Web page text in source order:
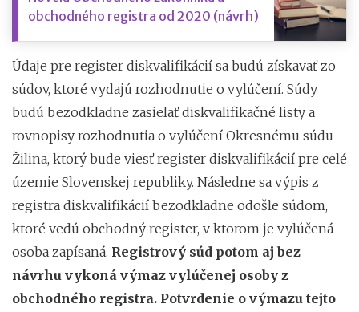
obchodného registra od 2020 (návrh)
Údaje pre register diskvalifikácií sa budú získavať zo
súdov, ktoré vydajú rozhodnutie o vylúčení. Súdy
budú bezodkladne zasielať diskvalifikačné listy a
rovnopisy rozhodnutia o vylúčení Okresnému súdu
Žilina, ktorý bude viesť register diskvalifikácií pre celé
územie Slovenskej republiky. Následne sa výpis z
registra diskvalifikácií bezodkladne odošle súdom,
ktoré vedú obchodný register, v ktorom je vylúčená
osoba zapísaná. Registrový súd potom aj bez
návrhu vykoná výmaz vylúčenej osoby z
obchodného registra. Potvrdenie o výmazu tejto